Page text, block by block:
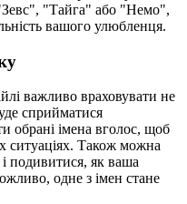
"Зевс", "Тайга" або "Немо",
вашого улюбленця.
важливо враховувати не
сприйматися
обрані імена вголос, щоб
ситуаціях. Також можна
подивитися, як ваша
одне з імен стане